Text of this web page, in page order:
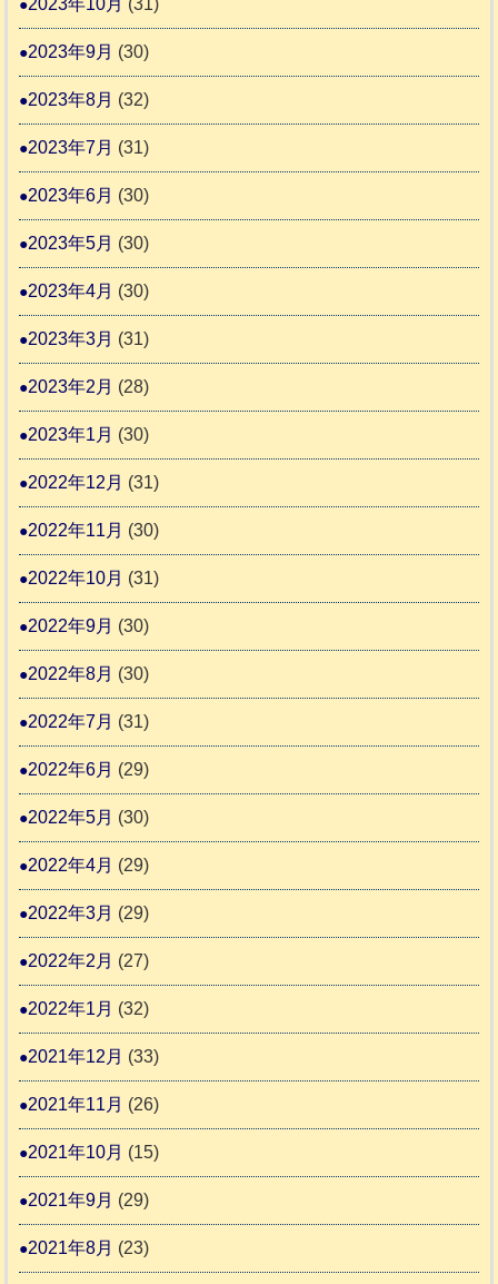
2023年9月 (30)
2023年8月 (32)
2023年7月 (31)
2023年6月 (30)
2023年5月 (30)
2023年4月 (30)
2023年3月 (31)
2023年2月 (28)
2023年1月 (30)
2022年12月 (31)
2022年11月 (30)
2022年10月 (31)
2022年9月 (30)
2022年8月 (30)
2022年7月 (31)
2022年6月 (29)
2022年5月 (30)
2022年4月 (29)
2022年3月 (29)
2022年2月 (27)
2022年1月 (32)
2021年12月 (33)
2021年11月 (26)
2021年10月 (15)
2021年9月 (29)
2021年8月 (23)